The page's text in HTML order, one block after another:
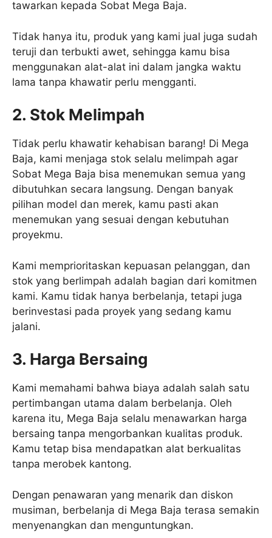
tawarkan kepada Sobat Mega Baja.
Tidak hanya itu, produk yang kami jual juga sudah
teruji dan terbukti awet, sehingga kamu bisa
menggunakan alat-alat ini dalam jangka waktu
lama tanpa khawatir perlu mengganti.
2. Stok Melimpah
Tidak perlu khawatir kehabisan barang! Di Mega
Baja, kami menjaga stok selalu melimpah agar
Sobat Mega Baja bisa menemukan semua yang
dibutuhkan secara langsung. Dengan banyak
pilihan model dan merek, kamu pasti akan
menemukan yang sesuai dengan kebutuhan
proyekmu.
Kami memprioritaskan kepuasan pelanggan, dan
stok yang berlimpah adalah bagian dari komitmen
kami. Kamu tidak hanya berbelanja, tetapi juga
berinvestasi pada proyek yang sedang kamu
jalani.
3. Harga Bersaing
Kami memahami bahwa biaya adalah salah satu
pertimbangan utama dalam berbelanja. Oleh
karena itu, Mega Baja selalu menawarkan harga
bersaing tanpa mengorbankan kualitas produk.
Kamu tetap bisa mendapatkan alat berkualitas
tanpa merobek kantong.
Dengan penawaran yang menarik dan diskon
musiman, berbelanja di Mega Baja terasa semakin
menyenangkan dan menguntungkan.